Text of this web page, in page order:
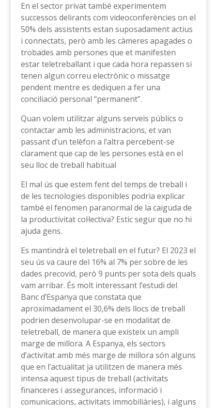
En el sector privat també experimentem
successos delirants com videoconferències on el
50% dels assistents estan suposadament actius
i connectats, però amb les càmeres apagades o
trobades amb persones que et manifesten
estar teletreballant i que cada hora repassen si
tenen algun correu electrònic o missatge
pendent mentre es dediquen a fer una
conciliació personal “permanent”.
Quan volem utilitzar alguns serveis públics o
contactar amb les administracions, et van
passant d’un telèfon a l’altra percebent-se
clarament que cap de les persones està en el
seu lloc de treball habitual
El mal ús que estem fent del temps de treball i
de les tecnologies disponibles podria explicar
també el fenomen paranormal de la caiguda de
la productivitat col·lectiva? Estic segur que no hi
ajuda gens.
Es mantindrà el teletreball en el futur? El 2023 el
seu ús va caure del 16% al 7% per sobre de les
dades precovid, però 9 punts per sota dels quals
vam arribar. És molt interessant l’estudi del
Banc d’Espanya que constata que
aproximadament el 30,6% dels llocs de treball
podrien desenvolupar-se en modalitat de
teletreball, de manera que existeix un ampli
marge de millora. A Espanya, els sectors
d’activitat amb més marge de millora són alguns
que en l’actualitat ja utilitzen de manera més
intensa aquest tipus de treball (activitats
financeres i assegurances, informació i
comunicacions, activitats immobiliàries), i alguns